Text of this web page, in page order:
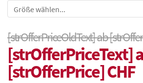
Größe
[strOfferPriceOldText] ab
[strOfferPriceText]
[strOfferPrice] CHF